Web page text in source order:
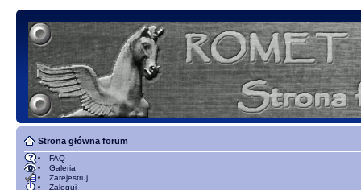
Strona główna forum
FAQ
Galeria
Zarejestruj
Zaloguj